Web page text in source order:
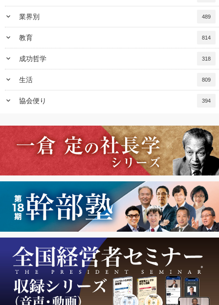
keyboard_arrow_down 業界別 489
keyboard_arrow_down 教育 814
keyboard_arrow_down 成功哲学 318
keyboard_arrow_down 生活 809
keyboard_arrow_down 協会便り 394